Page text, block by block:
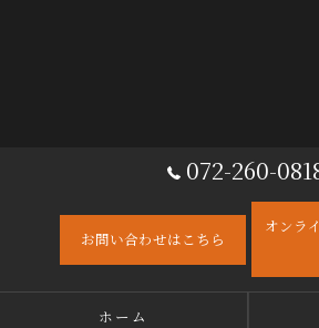
072-260-
お問い合わせはこちら
オンラ
ホーム